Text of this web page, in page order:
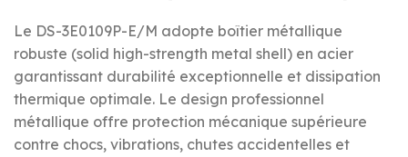
Le DS-3E0109P-E/M adopte boîtier métallique
robuste (solid high-strength metal shell) en acier
garantissant durabilité exceptionnelle et dissipation
thermique optimale. Le design professionnel
métallique offre protection mécanique supérieure
contre chocs, vibrations, chutes accidentelles et